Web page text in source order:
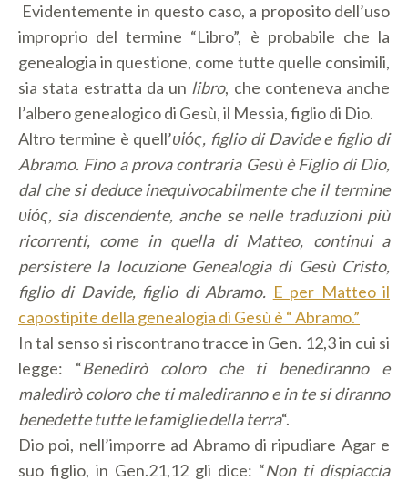
Evidentemente in questo caso, a proposito dell’uso
improprio del termine “Libro”, è probabile che la
genealogia in questione, come tutte quelle consimili,
sia stata estratta da un libro, che conteneva anche
l’albero genealogico di Gesù, il Messia, figlio di Dio.
Altro termine è quell’υἱός, figlio di Davide e figlio di
Abramo. Fino a prova contraria Gesù è Figlio di Dio,
dal che si deduce inequivocabilmente che il termine
υἱός, sia discendente, anche se nelle traduzioni più
ricorrenti, come in quella di Matteo, continui a
persistere la locuzione Genealogia di Gesù Cristo,
figlio di Davide, figlio di Abramo. E per Matteo il
capostipite della genealogia di Gesù è “ Abramo.”
In tal senso si riscontrano tracce in Gen. 12,3 in cui si
legge: “Benedirò coloro che ti benediranno e
maledirò coloro che ti maledirannoe in te si diranno
benedette tutte le famiglie della terra“.
Dio poi, nell’imporre ad Abramo di ripudiare Agar e
suo figlio, in Gen.21,12 gli dice: “Non ti dispiaccia